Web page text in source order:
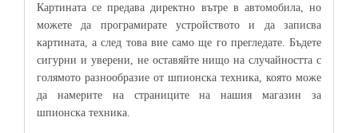
Картината се предава директно вътре в автомобила, но
можете да програмирате устройството и да записва
картината, а след това вие само ще го прегледате. Бъдете
сигурни и уверени, не оставяйте нищо на случайността с
голямото разнообразие от шпионска техника, която може
да намерите на страниците на нашия магазин за
шпионска техника.